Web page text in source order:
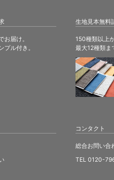
お届け。
プル付き。
生地見本無料
150種類以上
最大12種類ま
コンタクト
総合お問い合
TEL 0120-